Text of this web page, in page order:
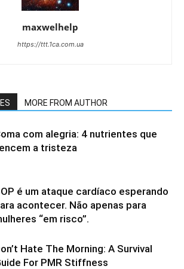
maxwelhelp
https://ttt.1ca.com.ua
MORE FROM AUTHOR
com alegria: 4 nutrientes que
a tristeza
é um ataque cardíaco esperando
acontecer. Não apenas para
“em risco”.
Hate The Morning: A Survival
For PMR Stiffness